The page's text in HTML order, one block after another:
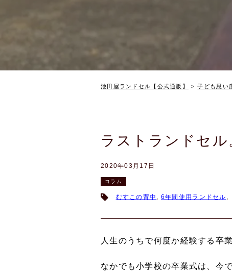
池田屋ランドセル【公式通販】 子ども思い
ラストランドセル
2020年03月17日
コラム
むすこの背中 6年間使用ランドセル
人生のうちで何度か経験する卒業
なかでも小学校の卒業式は、今